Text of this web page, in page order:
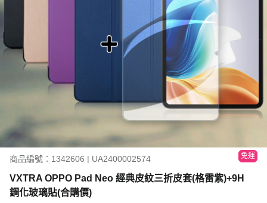
商品編號：1342606 | UA2400002574 免運
VXTRA OPPO Pad Neo 經典皮紋三折皮套(格雷紫)+9H
鋼化玻璃貼(合購價)